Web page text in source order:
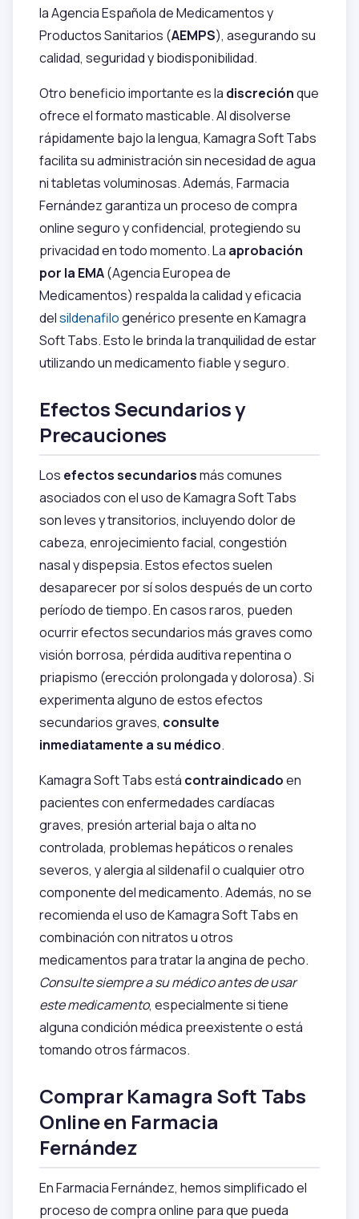
la Agencia Española de Medicamentos y
Productos Sanitarios (AEMPS), asegurando su
calidad, seguridad y biodisponibilidad.
Otro beneficio importante es la discreciónque
ofrece el formato masticable. Al disolverse
rápidamente bajo la lengua, Kamagra Soft Tabs
facilita su administración sin necesidad de agua
ni tabletas voluminosas. Además, Farmacia
Fernández garantiza un proceso de compra
online seguro y confidencial, protegiendo su
privacidad en todo momento. La aprobación
por la EMA(Agencia Europea de
Medicamentos) respalda la calidad y eficacia
delsildenafilogenérico presente en Kamagra
Soft Tabs. Esto le brinda la tranquilidad de estar
utilizando un medicamento fiable y seguro.
Efectos Secundarios y
Precauciones
Los efectos secundariosmás comunes
asociados con el uso de Kamagra Soft Tabs
son leves y transitorios, incluyendo dolor de
cabeza, enrojecimiento facial, congestión
nasal y dispepsia. Estos efectos suelen
desaparecer por sí solos después de un corto
período de tiempo. En casos raros, pueden
ocurrir efectos secundarios más graves como
visión borrosa, pérdida auditiva repentina o
priapismo (erección prolongada y dolorosa). Si
experimenta alguno de estos efectos
secundarios graves, consulte
inmediatamente a su médico.
Kamagra Soft Tabs está contraindicadoen
pacientes con enfermedades cardíacas
graves, presión arterial baja o alta no
controlada, problemas hepáticos o renales
severos, y alergia al sildenafil o cualquier otro
componente del medicamento. Además, no se
recomienda el uso de Kamagra Soft Tabs en
combinación con nitratos u otros
medicamentos para tratar la angina de pecho.
Consulte siempre a su médico antes de usar
este medicamento, especialmente si tiene
alguna condición médica preexistente o está
tomando otros fármacos.
Comprar Kamagra Soft Tabs
Online en Farmacia
Fernández
En Farmacia Fernández, hemos simplificado el
proceso de compra online para que pueda